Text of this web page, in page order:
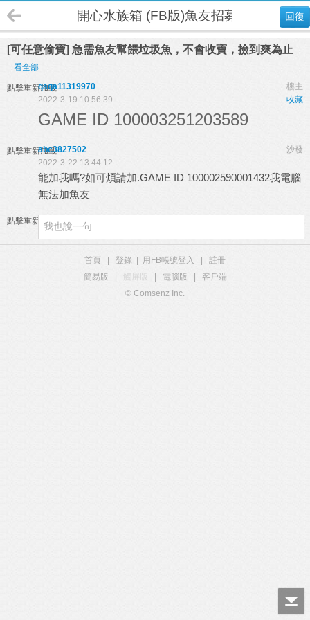
回復
開心水族箱 (FB版)魚友招募
[可任意偷寶] 急需魚友幫餵垃圾魚，不會收寶，撿到爽為止
看全部
點擊重新加載 樓主
qaqa11319970
收藏
2022-3-19 10:56:39
GAME ID 100003251203589
點擊重新加載 沙發
abc3827502
2022-3-22 13:44:12
能加我嗎?如可煩請加.GAME ID 100002590001432我電腦
無法加魚友
點擊重新加載
首頁 登錄 用FB帳號登入
註冊
簡易版
觸屏版 電腦版
客戶端
© Comsenz Inc.